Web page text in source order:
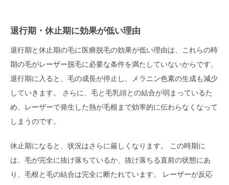
退行期・休止期に効果が低い理由
退行期と休止期の毛に医療脱毛の効果が低い理由は、これらの時
期の毛がレーザー脱毛に必要な条件を満たしていないからです。
退行期に入ると、毛の成長が停止し、メラニン色素の生成も減少
していきます。 さらに、毛と毛乳頭との結合が弱まっているた
め、レーザーで発生した熱が毛根まで効率的に伝わらなくなって
しまうのです。
休止期になると、状況はさらに厳しくなります。 この時期に
は、毛が完全に抜け落ちているか、抜け落ちる直前の状態にあ
り、毛根と毛の結合は完全に断たれています。 レーザーが反応